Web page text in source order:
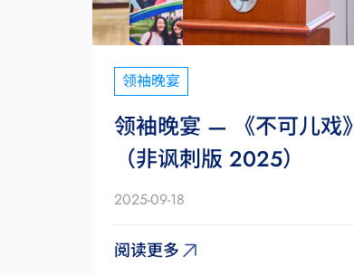
领袖晚宴
领袖晚宴 — 《不可儿戏》
（非讽刺版 2025）
2025-09-18
阅读更多